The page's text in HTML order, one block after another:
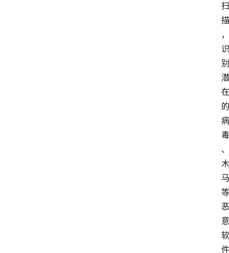
扫
描
，
识
别
潜
在
的
病
毒
、
木
马
等
恶
意
软
件